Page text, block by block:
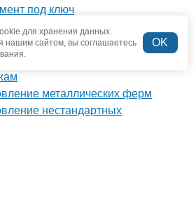
для хранения данных.
нашим сайтом, вы соглашаетесь
OK
под ключ
металлоконструкций
и мезонины
металлоконструкций по
металлических ферм
нестандартных